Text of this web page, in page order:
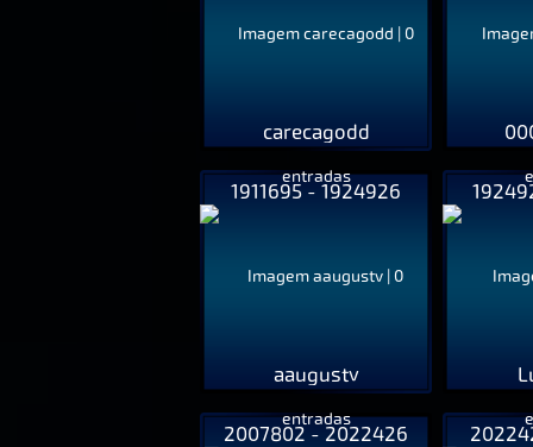
carecagodd
1911695 - 1924926
aaugustv
2007802 - 2022426